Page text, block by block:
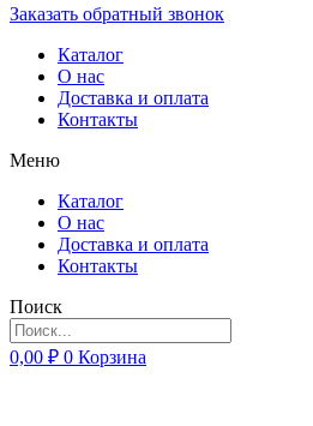
Заказать обратный звонок
Каталог
О нас
Доставка и оплата
Контакты
Меню
Каталог
О нас
Доставка и оплата
Контакты
Поиск
0,00 ₽ 0 Корзина